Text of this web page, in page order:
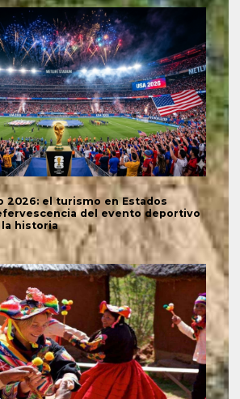
2026: el turismo en Estados
del evento deportivo
historia